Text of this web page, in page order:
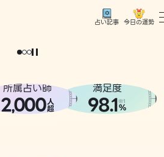
占い記事 今日の運勢
どうせなら
。
所属占い師
2,000人
超
満足度
98.1※1
%